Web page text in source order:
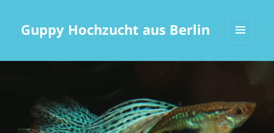
Guppy Hochzucht aus Berlin